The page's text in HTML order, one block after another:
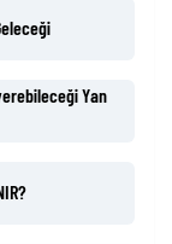
Yan